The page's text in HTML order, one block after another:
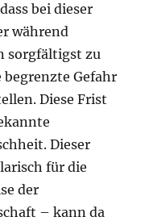
bei dieser
während
sorgfältigst zu
Gefahr
Diese Frist
Dieser
für die
der
– kann da